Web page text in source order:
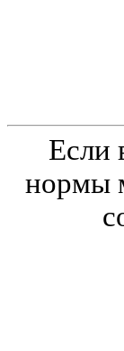
Если
нормы